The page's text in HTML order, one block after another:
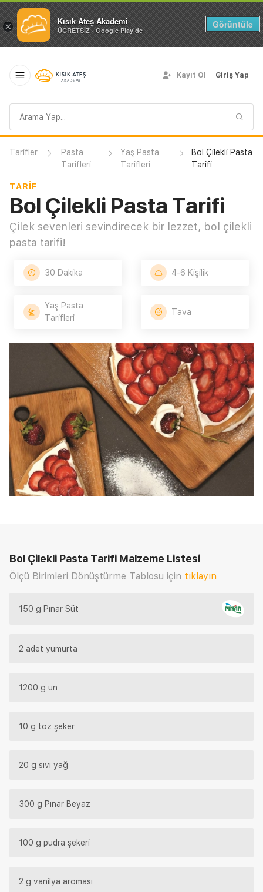
× Kısık Ateş Akademi
ÜCRETSİZ - Google Play'de
Görüntüle
sorgusu
Kayıt Ol Giriş Yap
Tarifler
Pasta
Tarifleri
Yaş Pasta
Tarifleri
Bol Çilekli Pasta
Tarifi
TARIF
Bol Çilekli Pasta Tarifi
Çilek sevenleri sevindirecek bir lezzet, bol çilekli
pasta tarifi!
30 Dakika 4-6 Kişilik
Yaş Pasta
Tarifleri
Tava
Bol Çilekli Pasta Tarifi Malzeme Listesi
Ölçü Birimleri Dönüştürme Tablosu için tıklayın
150 g Pınar Süt
2 adet yumurta
1200 g un
10 g toz şeker
20 g sıvı yağ
300 g Pınar Beyaz
100 g pudra şekeri
2 g vanilya aroması